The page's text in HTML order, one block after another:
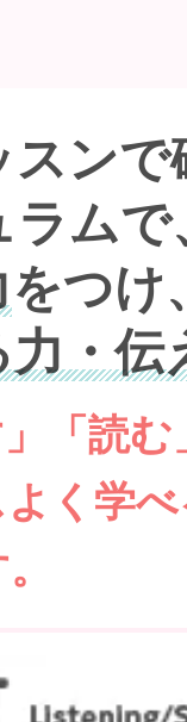
スン
ラムで
をつけ
・伝
」「読
く学